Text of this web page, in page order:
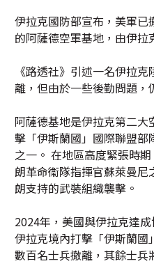
伊拉克國防部宣布，美軍
的阿薩德空軍基地，由伊拉
《路透社》引述一名伊拉
離，但由於一些後勤問題，
阿薩德基地是伊拉克第二
擊「伊斯蘭國」國際聯盟
之一。 在地區高度緊張時
朗革命衞隊指揮官蘇萊曼
朗支持的武裝組織襲擊。
2024年，美國與伊拉克達
伊拉克境內打擊「伊斯蘭
數百名士兵撤離，其餘士兵